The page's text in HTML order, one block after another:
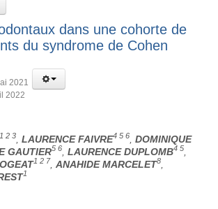
dans une cohorte de
du syndrome de Cohen
2021
2022
1 2 3 LAURENCE FAIVRE4 5 6
DOMINIQUE
GAUTIER5 6 LAURENCE DUPLOMB4 5
1 2 7 ANAHIDE MARCELET8
1